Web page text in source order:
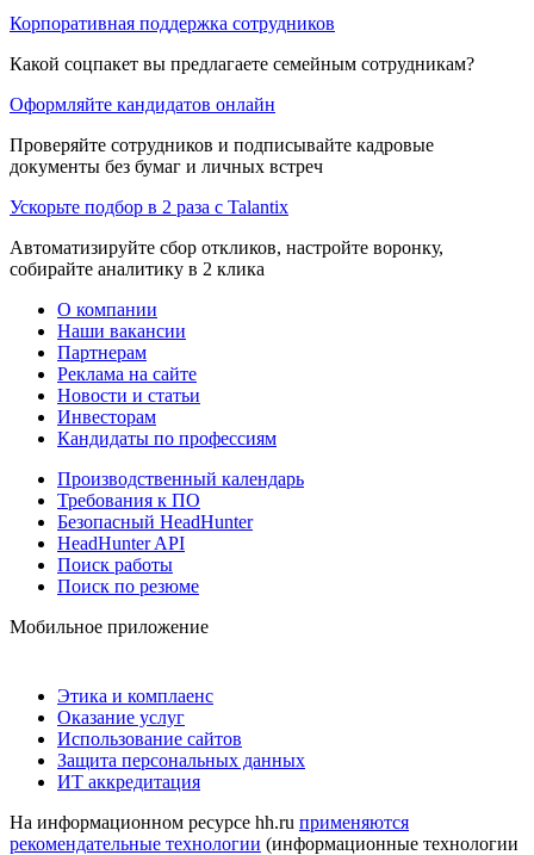
Корпоративная поддержка сотрудников
Какой соцпакет вы предлагаете семейным сотрудникам?
Оформляйте кандидатов онлайн
Проверяйте сотрудников и подписывайте кадровые
документы без бумаг и личных встреч
Ускорьте подбор в 2 раза с Talantix
Автоматизируйте сбор откликов, настройте воронку,
собирайте аналитику в 2 клика
О компании
Наши вакансии
Партнерам
Реклама на сайте
Новости и статьи
Инвесторам
Кандидаты по профессиям
Производственный календарь
Требования к ПО
Безопасный HeadHunter
HeadHunter API
Поиск работы
Поиск по резюме
Мобильное приложение
Этика и комплаенс
Оказание услуг
Использование сайтов
Защита персональных данных
ИТ аккредитация
На информационном ресурсе hh.ru применяются
рекомендательные технологии (информационные технологии